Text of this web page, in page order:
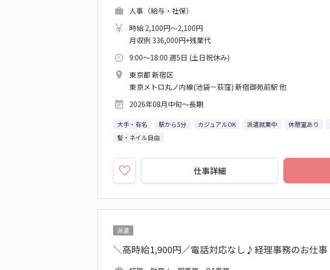
人事（給与・社保）
時給 2,100円～2,100円
月収例 336,000円+残業代
9:00～18:00 週5日 (土日祝休み)
東京都 新宿区
東京メトロ丸ノ内線(池袋－荻窪) 新宿御苑前駅 他
2026年08月中旬～長期
大手・有名 駅から5分 カジュアルOK 派遣就業中 休憩室あり
髪・ネイル自由
仕事詳細
派遣
＼高時給1,900円／電話対応なし♪経理事務のお仕事